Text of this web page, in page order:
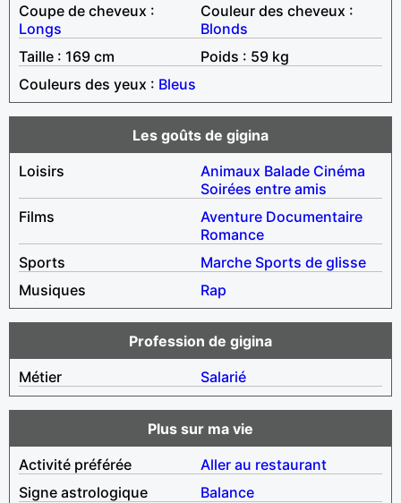
Coupe de cheveux :
Longs
Couleur des cheveux :
Blonds
Taille : 169 cm
Poids : 59 kg
Couleurs des yeux : Bleus
Les goûts de gigina
Loisirs
Animaux Balade Cinéma
Soirées entre amis
Films
Aventure Documentaire
Romance
Sports
Marche Sports de glisse
Musiques
Rap
Profession de gigina
Métier
Salarié
Plus sur ma vie
Activité préférée
Aller au restaurant
Signe astrologique
Balance